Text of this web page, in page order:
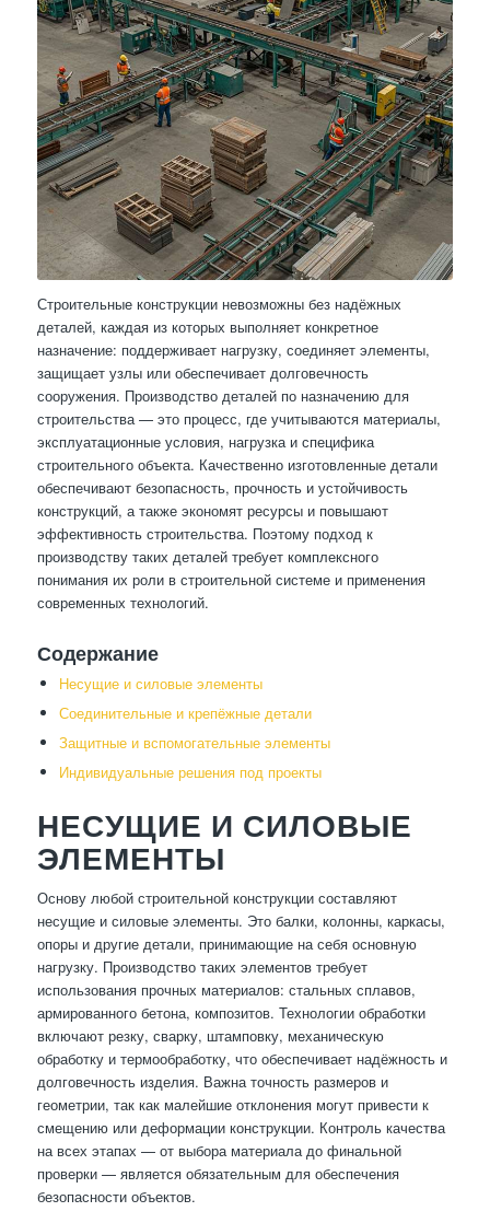
Строительные конструкции невозможны без надёжных
деталей, каждая из которых выполняет конкретное
назначение: поддерживает нагрузку, соединяет элементы,
защищает узлы или обеспечивает долговечность
сооружения. Производство деталей по назначению для
строительства — это процесс, где учитываются материалы,
эксплуатационные условия, нагрузка и специфика
строительного объекта. Качественно изготовленные детали
обеспечивают безопасность, прочность и устойчивость
конструкций, а также экономят ресурсы и повышают
эффективность строительства. Поэтому подход к
производству таких деталей требует комплексного
понимания их роли в строительной системе и применения
современных технологий.
Содержание
Несущие и силовые элементы
Соединительные и крепёжные детали
Защитные и вспомогательные элементы
Индивидуальные решения под проекты
НЕСУЩИЕ И СИЛОВЫЕ
ЭЛЕМЕНТЫ
Основу любой строительной конструкции составляют
несущие и силовые элементы. Это балки, колонны, каркасы,
опоры и другие детали, принимающие на себя основную
нагрузку. Производство таких элементов требует
использования прочных материалов: стальных сплавов,
армированного бетона, композитов. Технологии обработки
включают резку, сварку, штамповку, механическую
обработку и термообработку, что обеспечивает надёжность и
долговечность изделия. Важна точность размеров и
геометрии, так как малейшие отклонения могут привести к
смещению или деформации конструкции. Контроль качества
на всех этапах — от выбора материала до финальной
проверки — является обязательным для обеспечения
безопасности объектов.